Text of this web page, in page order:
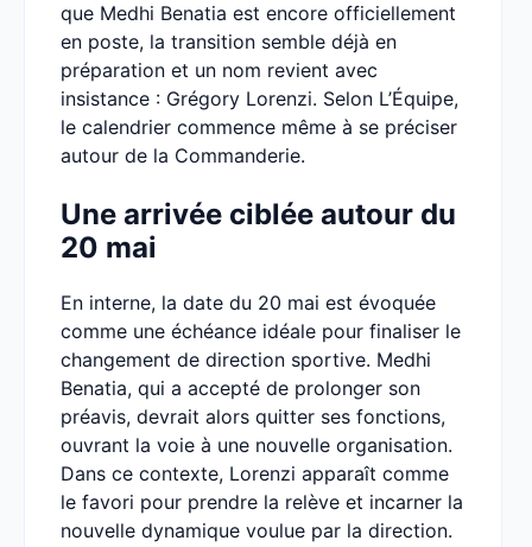
que Medhi Benatia est encore officiellement
en poste, la transition semble déjà en
préparation et un nom revient avec
insistance : Grégory Lorenzi. Selon L’Équipe,
le calendrier commence même à se préciser
autour de la Commanderie.
Une arrivée ciblée autour du
20 mai
En interne, la date du 20 mai est évoquée
comme une échéance idéale pour finaliser le
changement de direction sportive. Medhi
Benatia, qui a accepté de prolonger son
préavis, devrait alors quitter ses fonctions,
ouvrant la voie à une nouvelle organisation.
Dans ce contexte, Lorenzi apparaît comme
le favori pour prendre la relève et incarner la
nouvelle dynamique voulue par la direction.